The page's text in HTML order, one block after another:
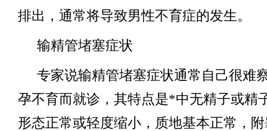
排出，通常将导致男性不育症的发生。
输精管堵塞症状
专家说输精管堵塞症状通常自己很难
孕不育而就诊，其特点是*中无精子或精
形态正常或轻度缩小，质地基本正常，